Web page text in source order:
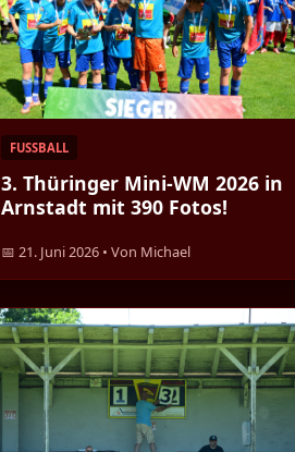
FUSSBALL
3. Thüringer Mini-WM 2026 in
Arnstadt mit 390 Fotos!
📅 21. Juni 2026 • Von Michael